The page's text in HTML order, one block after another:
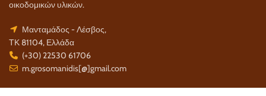
οικοδομικών υλικών.
Μανταμάδος - Λέσβος,
ΤΚ 81104, Ελλάδα
(+30) 22530 61706
m.grosomanidis[@]gmail.com